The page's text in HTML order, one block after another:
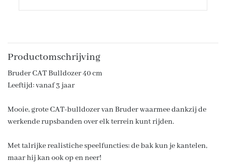
Productomschrijving
Bruder CAT Bulldozer 40 cm
Leeftijd: vanaf 3 jaar
Mooie, grote CAT-bulldozer van Bruder waarmee dankzij de
werkende rupsbanden over elk terrein kunt rijden.
Met talrijke realistiche speelfuncties: de bak kun je kantelen,
maar hij kan ook op en neer!